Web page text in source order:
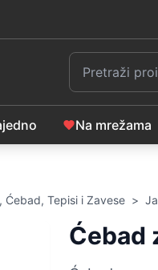
Na mrežama
Ćebad, Tepisi i Zavese >
Ćebad